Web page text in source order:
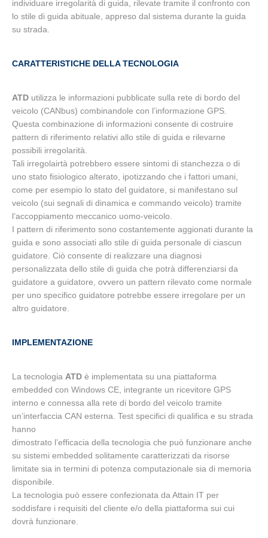
individuare irregolarità di guida, rilevate tramite il confronto con
lo stile di guida abituale, appreso dal sistema durante la guida
su strada.
CARATTERISTICHE DELLA TECNOLOGIA
ATD utilizza le informazioni pubblicate sulla rete di bordo del
veicolo (CANbus) combinandole con l’informazione GPS.
Questa combinazione di informazioni consente di costruire
pattern di riferimento relativi allo stile di guida e rilevarne
possibili irregolarità.
Tali irregolairtà potrebbero essere sintomi di stanchezza o di
uno stato fisiologico alterato, ipotizzando che i fattori umani,
come per esempio lo stato del guidatore, si manifestano sul
veicolo (sui segnali di dinamica e commando veicolo) tramite
l’accoppiamento meccanico uomo-veicolo.
I pattern di riferimento sono costantemente aggionati durante la
guida e sono associati allo stile di guida personale di ciascun
guidatore. Ciò consente di realizzare una diagnosi
personalizzata dello stile di guida che potrà differenziarsi da
guidatore a guidatore, ovvero un pattern rilevato come normale
per uno specifico guidatore potrebbe essere irregolare per un
altro guidatore.
IMPLEMENTAZIONE
La tecnologia ATD è implementata su una piattaforma
embedded con Windows CE, integrante un ricevitore GPS
interno e connessa alla rete di bordo del veicolo tramite
un’interfaccia CAN esterna. Test specifici di qualifica e su strada
hanno
dimostrato l’efficacia della tecnologia che può funzionare anche
su sistemi embedded solitamente caratterizzati da risorse
limitate sia in termini di potenza computazionale sia di memoria
disponibile.
La tecnologia può essere confezionata da Attain IT per
soddisfare i requisiti del cliente e/o della piattaforma sui cui
dovrà funzionare.